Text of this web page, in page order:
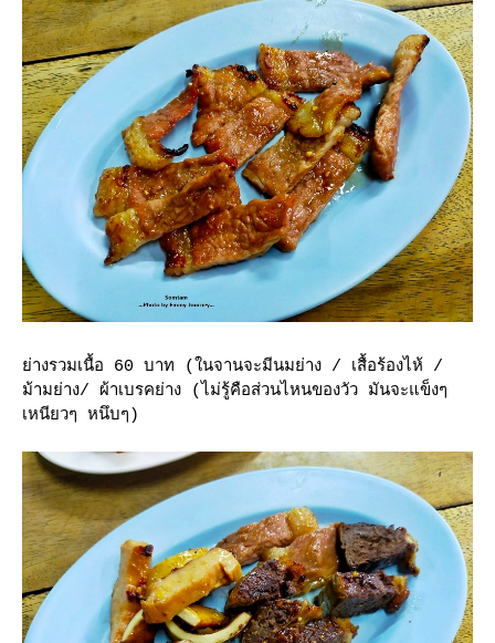
่างรวมเนื้อ 60 บาท (ในจานจะมีนมย่าง / เสื้อร้องไห้ /
ม้ามย่าง/ ผ้าเบรคย่าง (ไม่รู้คือส่วนไหนของวัว มันจะแข็งๆ
เหนียวๆ หนึบๆ)